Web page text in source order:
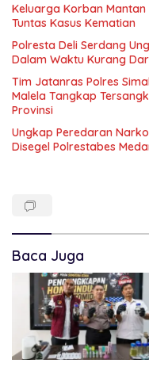
Keluarga Korban Mantan
Tuntas Kasus Kematian
Polresta Deli Serdang
Dalam Waktu Kurang
Tim Jatanras Polres
Malela Tangkap
Provinsi
Ungkap Peredaran
Disegel Polrestabes
Baca Juga